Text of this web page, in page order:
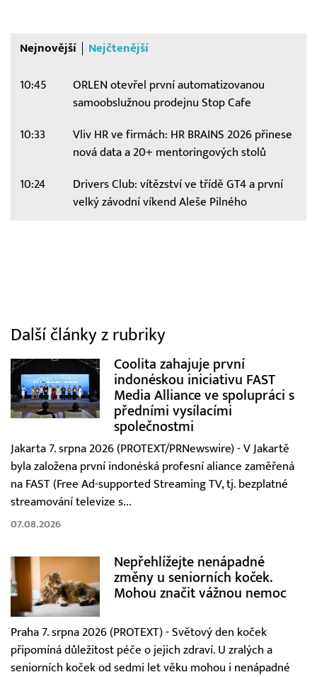
Nejnovější Nejčtenější
10:45
ORLEN otevřel první automatizovanou
samoobslužnou prodejnu Stop Cafe
10:33
Vliv HR ve firmách: HR BRAINS 2026 přinese
nová data a 20+ mentoringových stolů
10:24
Drivers Club: vítězství ve třídě GT4 a první
velký závodní víkend Aleše Pilného
Další články z rubriky
Coolita zahajuje první
indonéskou iniciativu FAST
Media Alliance ve spolupráci s
předními vysílacími
společnostmi
Jakarta 7. srpna 2026 (PROTEXT/PRNewswire) - V Jakartě
byla založena první indonéská profesní aliance zaměřená
na FAST (Free Ad-supported Streaming TV, tj. bezplatné
streamování televize s...
07.08.2026
Nepřehlížejte nenápadné
změny u seniorních koček.
Mohou značit vážnou nemoc
Praha 7. srpna 2026 (PROTEXT) - Světový den koček
připomíná důležitost péče o jejich zdraví. U zralých a
seniorních koček od sedmi let věku mohou i nenápadné